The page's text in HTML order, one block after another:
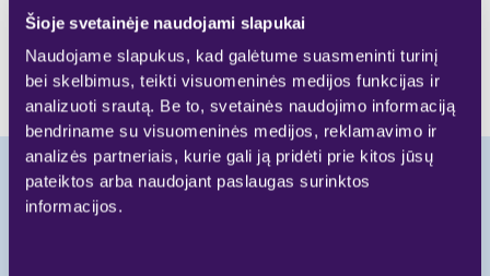
Šioje svetainėje naudojami slapukai
Naudojame slapukus, kad galėtume suasmeninti turinį
bei skelbimus, teikti visuomeninės medijos funkcijas ir
analizuoti srautą. Be to, svetainės naudojimo informaciją
bendriname su visuomeninės medijos, reklamavimo ir
analizės partneriais, kurie gali ją pridėti prie kitos jūsų
pateiktos arba naudojant paslaugas surinktos
informacijos.
Parduotas